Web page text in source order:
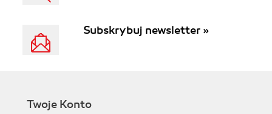
Subskrybuj newsletter »
Twoje Konto